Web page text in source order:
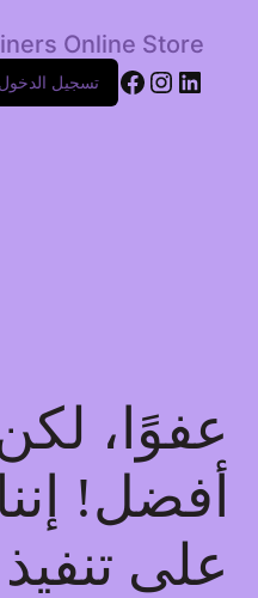
Online Store
LinkedIn
Instagram
Facebook
تسجيل الدخول
عفوًا،
أفضل!
على